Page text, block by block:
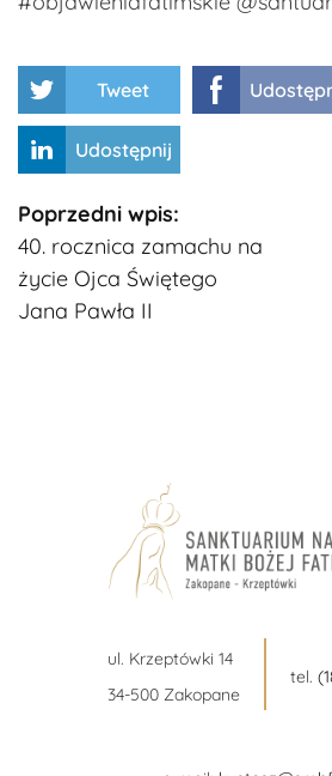
Tweet
Udostępnij
Kontynuuj
czytanie
Poprzedni wpis:
40. rocznica zamachu na
życie Ojca Świętego
Jana Pawła II
ul. Krzeptówki 14
34-500 Zakopane
tel.